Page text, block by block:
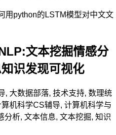
用python的LSTM模型对中文文
文本挖掘情感分
识发现可视化
, 大数据部落, 技术支持, 数理统
算机科学CS辅导, 计算机科学与
分析, 文本信息, 文本挖掘, 知识